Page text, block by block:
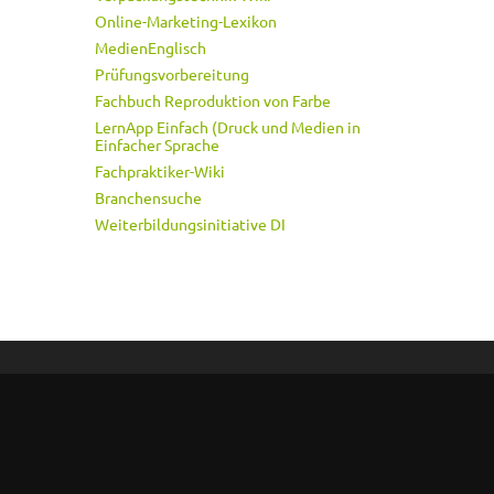
Online-Marketing-Lexikon
MedienEnglisch
Prüfungsvorbereitung
Fachbuch Reproduktion von Farbe
LernApp Einfach (Druck und Medien in
Einfacher Sprache
Fachpraktiker-Wiki
Branchensuche
Weiterbildungsinitiative DI